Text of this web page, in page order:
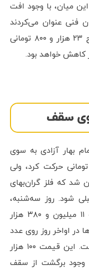
میان، با وجود افت
فنی عنوان می‌کردند
که تا زمانی که قیمت دلار بالای سطح ۲۳ هزار و ۸۰۰ تومانی
کاهش خواهد بود.
سقف
بهار آزادی به سوی
۱۱ میلیون و ۵۰۰ هزار تومانی حرکت کرد، ولی
شد که فلز گران‌بهای
شود. روز سه‌شنبه،
سکه در مقطعی از روز حتی تا نقطه ۱۱ میلیون و ۳۸۰ هزار
در اواخر روز روی عدد
۱۱ میلیون و ۳۰۰ هزار تومانی قرار گرفت. این قیمت ۱۰۰ هزار
وجود برگشت از سقف